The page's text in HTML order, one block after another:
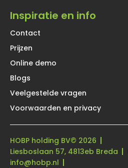
Inspiratie en info
Contact
Prijzen
Online demo
Blogs
Veelgestelde vragen
Voorwaarden en privacy
HOBP holding BV© 2026
Liesboslaan 57, 4813eb Breda
info@hobp.nl